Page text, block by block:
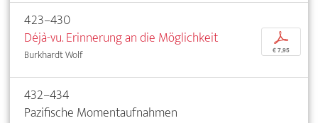
423–430
Déjà-vu. Erinnerung an die Möglichkeit
Burkhardt Wolf
p
€ 7,95
432–434
Pazifische Momentaufnahmen